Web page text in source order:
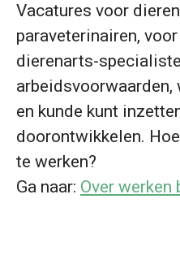
Vacatures voor
paraveterinairen,
dierenarts-
arbeidsvoorwaarden,
en kunde kunt
doorontwikkelen.
te werken?
Ga naar: Over werken